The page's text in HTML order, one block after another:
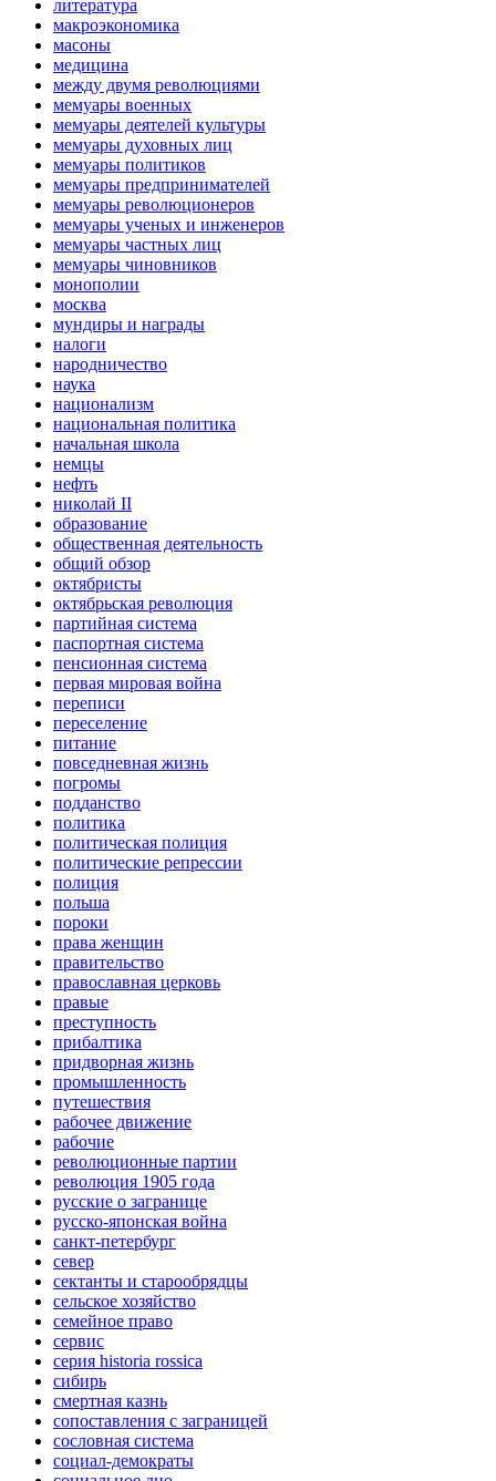
литература
макроэкономика
масоны
медицина
между двумя революциями
мемуары военных
мемуары деятелей культуры
мемуары духовных лиц
мемуары политиков
мемуары предпринимателей
мемуары революционеров
мемуары ученых и инженеров
мемуары частных лиц
мемуары чиновников
монополии
москва
мундиры и награды
налоги
народничество
наука
национализм
национальная политика
начальная школа
немцы
нефть
николай II
образование
общественная деятельность
общий обзор
октябристы
октябрьская революция
партийная система
паспортная система
пенсионная система
первая мировая война
переписи
переселение
питание
повседневная жизнь
погромы
подданство
политика
политическая полиция
политические репрессии
полиция
польша
пороки
права женщин
правительство
православная церковь
правые
преступность
прибалтика
придворная жизнь
промышленность
путешествия
рабочее движение
рабочие
революционные партии
революция 1905 года
русские о загранице
русско-японская война
санкт-петербург
север
сектанты и старообрядцы
сельское хозяйство
семейное право
сервис
серия historia rossica
сибирь
смертная казнь
сопоставления с заграницей
сословная система
социал-демократы